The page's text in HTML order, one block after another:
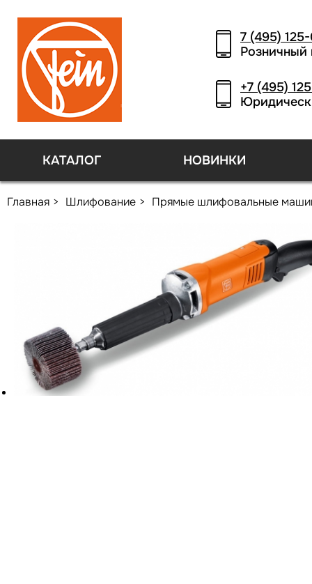
7 (495)
Розничный
+7 (495)
КАТАЛОГ НОВИНКИ
Главная Шлифование Прямые шлифовальные